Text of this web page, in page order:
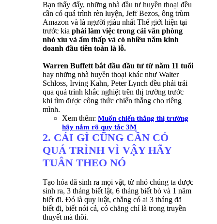
Bạn thấy đấy, những nhà đầu tư huyền thoại đều
cần có quá trình rèn luyện, Jeff Bezos, ông trùm
Amazon và là người giàu nhất Thế giới hiện tại
trước kia phải làm việc trong cái văn phòng
nhỏ xíu và ẩm thấp và có nhiều năm kinh
doanh đầu tiên toàn là lỗ.
Warren Buffett bắt đầu đầu tư từ năm 11 tuổi
hay những nhà huyền thoại khác như Walter
Schloss, Irving Kahn, Peter Lynch đều phải trải
qua quá trình khắc nghiệt trên thị trường trước
khi tìm được công thức chiến thắng cho riêng
mình.
Xem thêm: Muốn chiến thắng thị trường
hãy nắm rõ quy tắc 3M
2. CÁI GÌ CŨNG CẦN CÓ
QUÁ TRÌNH VÌ VẬY HÃY
TUÂN THEO NÓ
Tạo hóa đã sinh ra mọi vật, từ nhỏ chúng ta được
sinh ra, 3 tháng biết lật, 6 tháng biết bò và 1 năm
biết đi. Đó là quy luật, chẳng có ai 3 tháng đã
biết đi, biết nói cả, có chăng chỉ là trong truyền
thuyết mà thôi.